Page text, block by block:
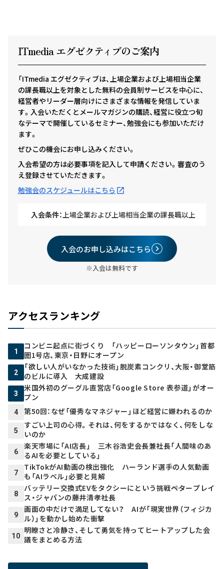
ITmedia エグゼクティ ブのご案内
「ITmedia エグゼクティブは、上場企業および上場相当企業
の課長職以上を対象とした無料の会員制サービスを中心に、
経営者やリーダー層向けにさまざまな情報を発信していま
す。入会いただくとメールマガジンの購読、経営に役立つ旬
なテーマで開催しているセミナー、勉強会にも参加いただけ
ます。
ぜひこの機会にお申し込みください。
入会希望の方は必要事項を記入して申請ください。審査のう
え登録させていただきます。
勉強会のスケジュールはこちら
入会条件：上場企業および上場相当企業の課長職以上
入会のお申し込みはこちら
※入会は無料です
アクセスランキング
1
コンビニ起点に街づくり 「ハッピーローソンタウン」首都
圏1号店、東京・日野にオープン
2
「欲しい人がいなかった技術」脱炭素コンクリ、大阪・御堂筋
のビルに導入 大成建設
3
米国外初のグーグル直営店「Google Store 表参道」がオー
プン
4 第50回：なぜ「優秀なマネジャー」ほど経営に嫌われるのか
5
すごい上司の心得。それは、何をするかではなく、何をしな
いのか
6
楽天市場に「AI店長」 三木谷浩史会長兼社長「人間味のあ
るAIを必要としている」
7
TikTokがAI動画の検出強化 ハーランド選手の人気動画
も「AIラベル」必要と見解
8
バッテリー交換式EVをタクシーにという挑戦――ベタープレイ
ス・ジャパンの藤井清孝社長
9
画面の中だけで満足してない？ AIが「現実世界（フィジカ
ル）」を動かし始めた衝撃
10
明瞭さと冷静さ、そして勇気を持ってヒートアップした会
議をまとめる方法